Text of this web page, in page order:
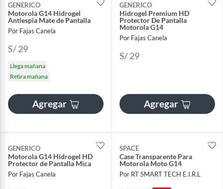
GENERICO
Motorola G14 Hidrogel
Antiespia Mate de Pantalla
Por Fajas Canela
S/ 29
Llega mañana
Retira mañana
Agregar
GENERICO
Hidrogel Premium HD
Protector De Pantalla
Motorola G14
Por Fajas Canela
S/ 29
Agregar
GENERICO
Motorola G14 Hidrogel HD
Protector de Pantalla Mica
Por Fajas Canela
SPACE
Case Transparente Para
Motorola Moto G14
Por RT SMART TECH E.I.R.L